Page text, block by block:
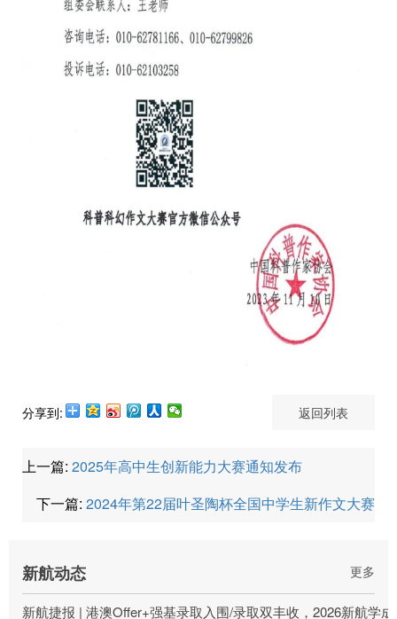
分享到: 返回列表
上一篇: 2025年高中生创新能力大赛通知发布
下一篇: 2024年第22届叶圣陶杯全国中学生新作文大赛
新航动态 更多
新航捷报 | 港澳Offer+强基录取入围/录取双丰收，2026新航学